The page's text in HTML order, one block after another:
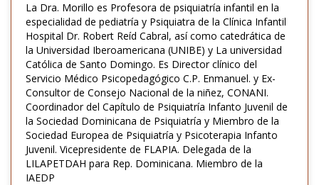
La Dra. Morillo es Profesora de psiquiatría infantil en la
especialidad de pediatría y Psiquiatra de la Clínica Infantil
Hospital Dr. Robert Reíd Cabral, así como catedrática de
la Universidad Iberoamericana (UNIBE) y La universidad
Católica de Santo Domingo. Es Director clínico del
Servicio Médico Psicopedagógico C.P. Enmanuel. y Ex-
Consultor de Consejo Nacional de la niñez, CONANI.
Coordinador del Capítulo de Psiquiatría Infanto Juvenil de
la Sociedad Dominicana de Psiquiatría y Miembro de la
Sociedad Europea de Psiquiatría y Psicoterapia Infanto
Juvenil. Vicepresidente de FLAPIA. Delegada de la
LILAPETDAH para Rep. Dominicana. Miembro de la
IAEDP